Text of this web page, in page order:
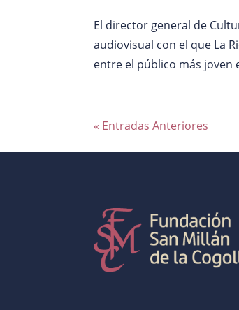
El director general de
audiovisual con el que La
entre el público más joven
« Entradas Anteriores